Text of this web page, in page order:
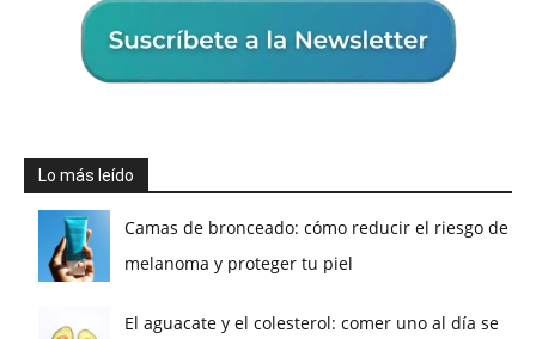
Lo más leído
Camas de bronceado: cómo reducir el riesgo de
melanoma y proteger tu piel
El aguacate y el colesterol: comer uno al día se